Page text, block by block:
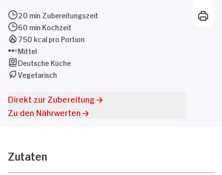
20 min Zubereitungszeit
60 min Kochzeit
750 kcal pro Portion
Mittel
Deutsche Küche
Vegetarisch
Direkt zur Zubereitung
Zu den Nährwerten
Zutaten